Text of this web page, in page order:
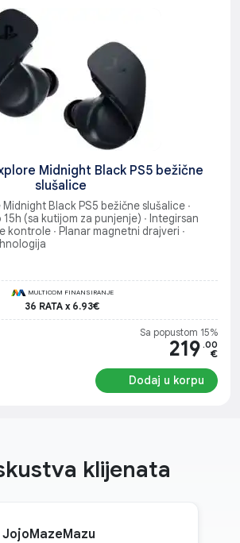
Midnight Black PS5 bežične
slušalice
Black PS5 bežične slušalice ∙
(sa kutijom za punjenje) ∙ Integirsan
kontrole ∙ Planar magnetni drajveri ∙
MULTICOM FINANSIRANJE
36 RATA x 6.93€
Sa popustom 15%
219 .00
€
Dodaj u korpu
klijenata
JojoMazeMazu